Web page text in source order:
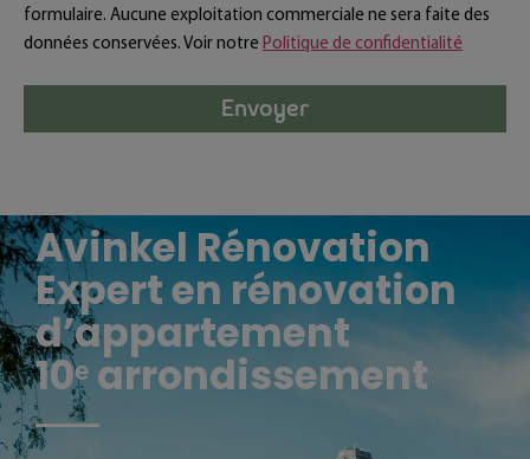
formulaire. Aucune exploitation commerciale ne sera faite des
données conservées. Voir notre Politique de confidentialité
Envoyer
Avinkel Rénovation
Expert en rénovation
d’appartement
10ᵉ arrondissement